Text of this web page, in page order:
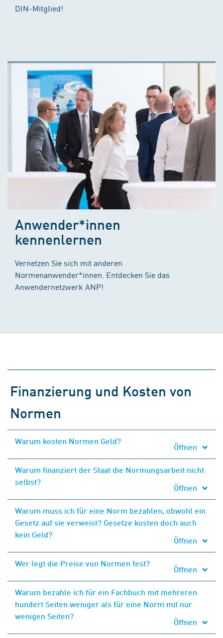
DIN-Mitglied!
Anwender*innen
kennenlernen
Vernetzen Sie sich mit anderen
Normenanwender*innen. Entdecken Sie das
Anwendernetzwerk ANP!
Finanzierung und Kosten von
Normen
Warum kosten Normen Geld?
Öffnen
Warum finanziert der Staat die Normungsarbeit nicht
selbst?
Öffnen
Warum muss ich für eine Norm bezahlen, obwohl ein
Gesetz auf sie verweist? Gesetze kosten doch auch
kein Geld?
Öffnen
Wer legt die Preise von Normen fest?
Öffnen
Warum bezahle ich für ein Fachbuch mit mehreren
hundert Seiten weniger als für eine Norm mit nur
wenigen Seiten?
Öffnen